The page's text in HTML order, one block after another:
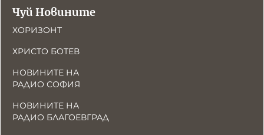
Чуй Новините
ХОРИЗОНТ
ХРИСТО БОТЕВ
НОВИНИТЕ НА
РАДИО СОФИЯ
НОВИНИТЕ НА
РАДИО БЛАГОЕВГРАД